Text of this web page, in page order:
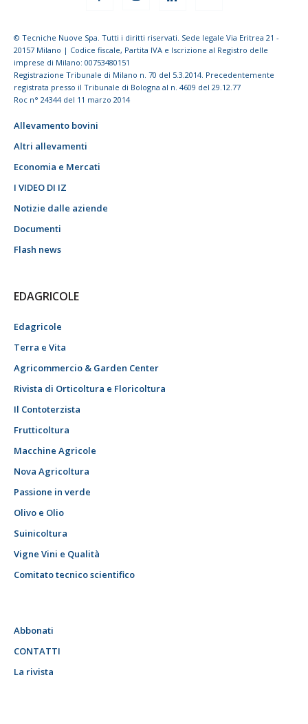
© Tecniche Nuove Spa. Tutti i diritti riservati. Sede legale Via Eritrea 21 -
20157 Milano | Codice fiscale, Partita IVA e Iscrizione al Registro delle
imprese di Milano: 00753480151
Registrazione Tribunale di Milano n. 70 del 5.3.2014. Precedentemente
registrata presso il Tribunale di Bologna al n. 4609 del 29.12.77
Roc n° 24344 del 11 marzo 2014
Allevamento bovini
Altri allevamenti
Economia e Mercati
I VIDEO DI IZ
Notizie dalle aziende
Documenti
Flash news
EDAGRICOLE
Edagricole
Terra e Vita
Agricommercio & Garden Center
Rivista di Orticoltura e Floricoltura
Il Contoterzista
Frutticoltura
Macchine Agricole
Nova Agricoltura
Passione in verde
Olivo e Olio
Suinicoltura
Vigne Vini e Qualità
Comitato tecnico scientifico
Abbonati
CONTATTI
La rivista